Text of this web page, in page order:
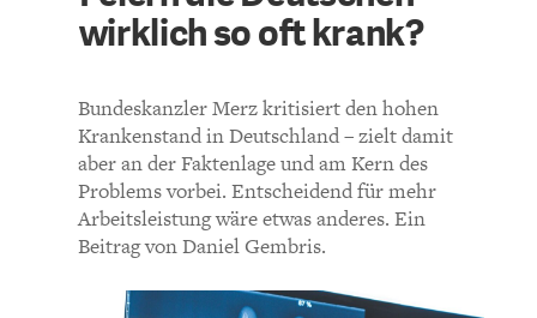
ARTIKEL
FEATURES
THEMEN
NEWSLETTER
ÜBER UNS
Unser kostenloser Newsletter informiert Sie über unsere
neuesten Beiträge.
wirklich so oft krank?
Bundeskanzler Merz kritisiert den hohen
Krankenstand in Deutschland – zielt damit
aber an der Faktenlage und am Kern des
Problems vorbei. Entscheidend für mehr
Arbeitsleistung wäre etwas anderes. Ein
Beitrag von Daniel Gembris.
Feiern die Deutschen
KOMMENTIEREN (VIA EMAIL)
Richtlinien